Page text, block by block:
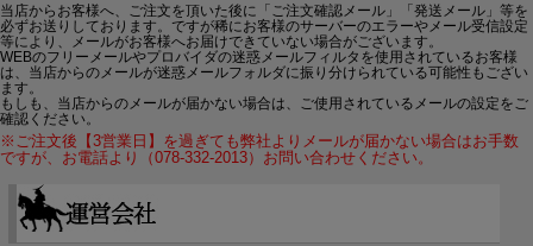
当店からお客様へ、ご注文を頂いた後に「ご注文確認メール」「発送メール」等を
必ずお送りしております。ですが稀にお客様のサーバーのエラーやメール受信設定
等により、メールがお客様へお届けできていない場合がございます。
WEBのフリーメールやプロバイダの迷惑メールフィルタを使用されているお客様
は、当店からのメールが迷惑メールフォルダに振り分けられている可能性もござい
ます。
もしも、当店からのメールが届かない場合は、ご使用されているメールの設定をご
確認ください。
※ご注文後【3営業日】を過ぎても弊社よりメールが届かない場合はお手数
ですが、お電話より（078-332-2013）お問い合わせください。